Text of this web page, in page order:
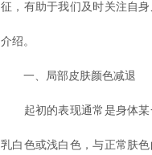
征，有助于我们及时关注自
介绍。
一、局部皮肤颜色减退
起初的表现通常是身体某
乳白色或浅白色，与正常肤